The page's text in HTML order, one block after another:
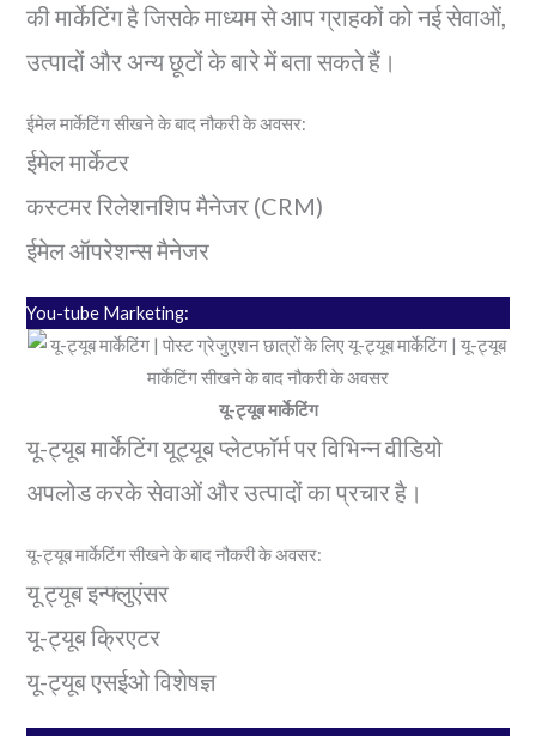
की मार्केटिंग है जिसके माध्यम से आप ग्राहकों को नई सेवाओं,
उत्पादों और अन्य छूटों के बारे में बता सकते हैं।
ईमेल मार्केटिंग सीखने के बाद नौकरी के अवसर:
ईमेल मार्केटर
कस्टमर रिलेशनशिप मैनेजर (CRM)
ईमेल ऑपरेशन्स मैनेजर
You-tube Marketing:
यू-ट्यूब मार्केटिंग
यू-ट्यूब मार्केटिंग यूट्यूब प्लेटफॉर्म पर विभिन्न वीडियो
अपलोड करके सेवाओं और उत्पादों का प्रचार है।
यू-ट्यूब मार्केटिंग सीखने के बाद नौकरी के अवसर:
यू ट्यूब इन्फ्लुएंसर
यू-ट्यूब क्रिएटर
यू-ट्यूब एसईओ विशेषज्ञ